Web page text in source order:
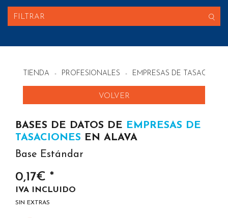
FILTRAR
TIENDA - PROFESIONALES - EMPRESAS DE
VOLVER
BASES DE DATOS DE EMPRESAS DE
TASACIONES EN ALAVA
Base Estándar
0,17€ *
IVA INCLUIDO
SIN EXTRAS